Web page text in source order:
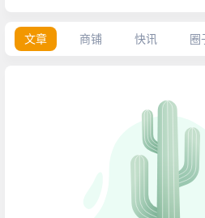
文章 商铺 快讯 圈